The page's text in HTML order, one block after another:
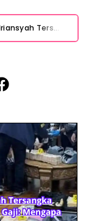
Eks Jampidsus Febrie Adriansyah Tersangka Korupsi Asabri Tapi Masih Terima Gaji: Mengapa Begitu?
Istana Tegur Gaya Komunikasi Menteri PU Dody Hanggodo: Ulasan Komunikasi Krisis Pejabat Publik
Menteri PU Bidik Pidana Kasus Surat Cuti ASN Palsu! Begini Tanggapan PERADI YLC Surakarta
Heboh Dugaan Surat Cuti ASN Palsu di Kementerian PU! Begini Pandangan Hukum PERADI YLC Surakarta
iMac Kesayangan Makin Lemot? Waspadai 6 Kebiasaan Sepele Ini yang Bikin Performa iMac Drop